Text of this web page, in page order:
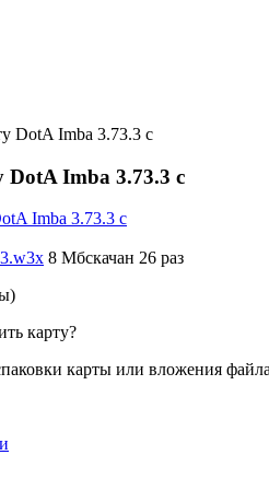
DotA Imba 3.73.3 c
DotA Imba 3.73.3 c
8 Мбскачан 26 раз
карту?
карты или вложения